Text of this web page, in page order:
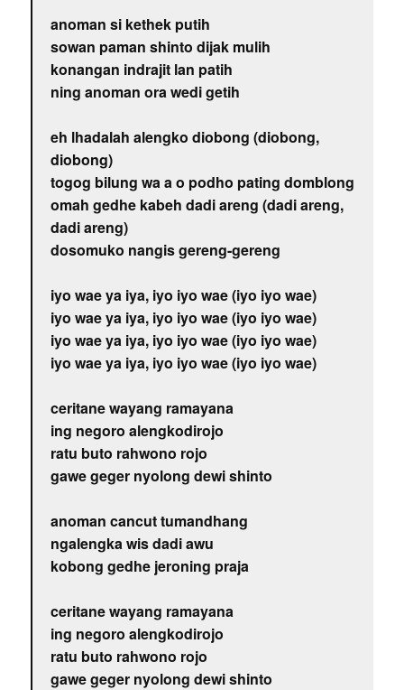
anoman si kethek putih
sowan paman shinto dijak mulih
konangan indrajit lan patih
ning anoman ora wedi getih
eh lhadalah alengko diobong (diobong,
diobong)
togog bilung wa a o podho pating domblong
omah gedhe kabeh dadi areng (dadi areng,
dadi areng)
dosomuko nangis gereng-gereng
iyo wae ya iya, iyo iyo wae (iyo iyo wae)
iyo wae ya iya, iyo iyo wae (iyo iyo wae)
iyo wae ya iya, iyo iyo wae (iyo iyo wae)
iyo wae ya iya, iyo iyo wae (iyo iyo wae)
ceritane wayang ramayana
ing negoro alengkodirojo
ratu buto rahwono rojo
gawe geger nyolong dewi shinto
anoman cancut tumandhang
ngalengka wis dadi awu
kobong gedhe jeroning praja
ceritane wayang ramayana
ing negoro alengkodirojo
ratu buto rahwono rojo
gawe geger nyolong dewi shinto